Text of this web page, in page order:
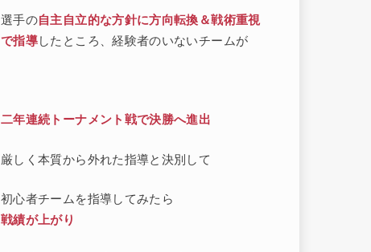
選手の自主自立的な方針に方向転換＆戦術重視
で指導したところ、経験者のいないチームが
二年連続トーナメント戦で決勝へ進出
厳しく本質から外れた指導と決別して
初心者チームを指導してみたら
戦績が上がり